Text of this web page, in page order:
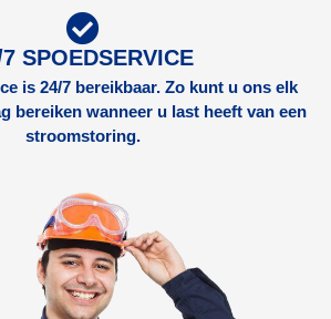
SPOEDSERVICE
is 24/7 bereikbaar. Zo kunt u ons elk
bereiken wanneer u last heeft van een
stroomstoring.